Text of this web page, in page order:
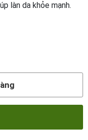
làn da khỏe mạnh.